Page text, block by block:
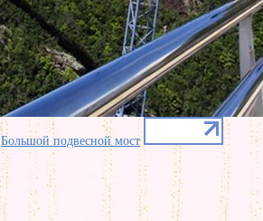
Большой подвесной мост